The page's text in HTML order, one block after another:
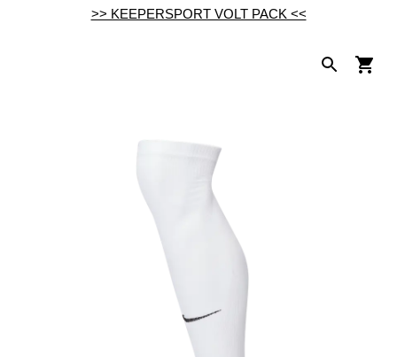
>> KEEPERSPORT VOLT PACK <<